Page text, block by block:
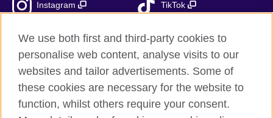
Instagram TikTok
British Council globalnie
Prywatność i warunki użytkowania
We use both first and third-party cookies to
personalise web content, analyse visits to our
websites and tailor advertisements. Some of
these cookies are necessary for the website to
function, whilst others require your consent.